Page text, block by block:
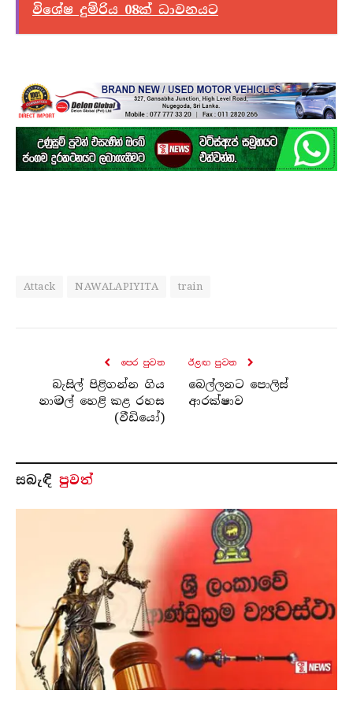
විශේෂ දුම්රිය 08ක් ධාවනයට
Attack NAWALAPIYITA train
පෙර පුව​ත
බැසිල් පිළිගන්න ගිය
නාමල් හෙළි කළ රහස
(වීඩියෝ)
ඊළඟ පුව​ත
බෙල්ලනට පොලිස්
ආරක්ෂාව
සබැ​ඳි පුවත්